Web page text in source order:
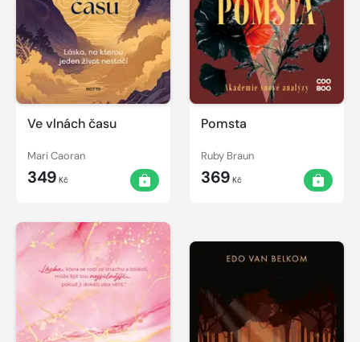
Ve vlnách času
Mari Caoran
349 Kč
Pomsta
Ruby Braun
369 Kč